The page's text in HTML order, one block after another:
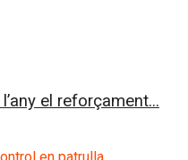
el reforçament...